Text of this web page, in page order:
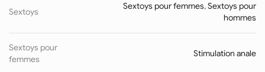
Sextoys
Sextoys pour femmes,Sextoys pour
hommes
Sextoys pour
femmes
Stimulation anale